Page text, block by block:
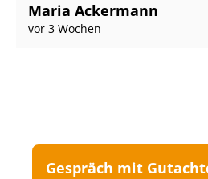
Maria Ackermann
vor 3 Wochen
Gespräch mit